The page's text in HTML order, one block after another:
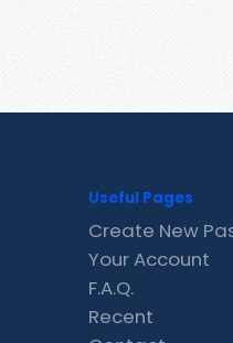
Useful Pages
Create New
Your Account
F.A.Q.
Recent